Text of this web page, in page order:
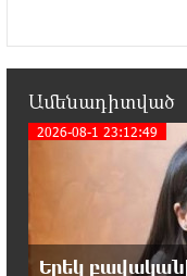
փորձել
21:08:37
տնտեսությունը ու
Կարապետյան
Ամենադիտված
2026-08-1 23:12:49
Երեկ